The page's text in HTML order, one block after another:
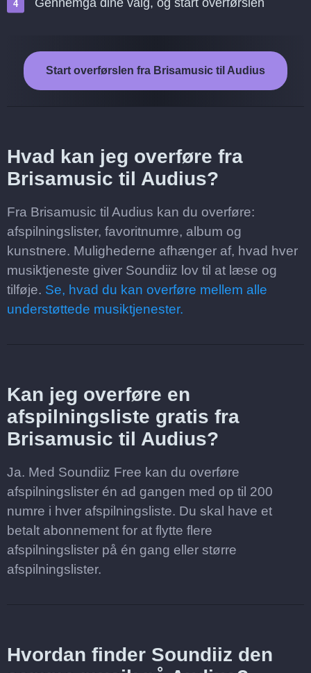
Gennemgå dine valg, og start overførslen
Start overførslen fra Brisamusic til Audius
Hvad kan jeg overføre fra
Brisamusic til Audius?
Fra Brisamusic til Audius kan du overføre:
afspilningslister, favoritnumre, album og
kunstnere. Mulighederne afhænger af, hvad hver
musiktjeneste giver Soundiiz lov til at læse og
tilføje. Se, hvad du kan overføre mellem alle
understøttede musiktjenester.
Kan jeg overføre en
afspilningsliste gratis fra
Brisamusic til Audius?
Ja. Med Soundiiz Free kan du overføre
afspilningslister én ad gangen med op til 200
numre i hver afspilningsliste. Du skal have et
betalt abonnement for at flytte flere
afspilningslister på én gang eller større
afspilningslister.
Hvordan finder Soundiiz den